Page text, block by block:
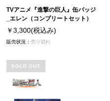
TVアニメ『進撃の巨人』缶バッジ
_エレン（コンプリートセット）
￥3,300(税込み)
販売状況：売り切れ
SOLD OUT